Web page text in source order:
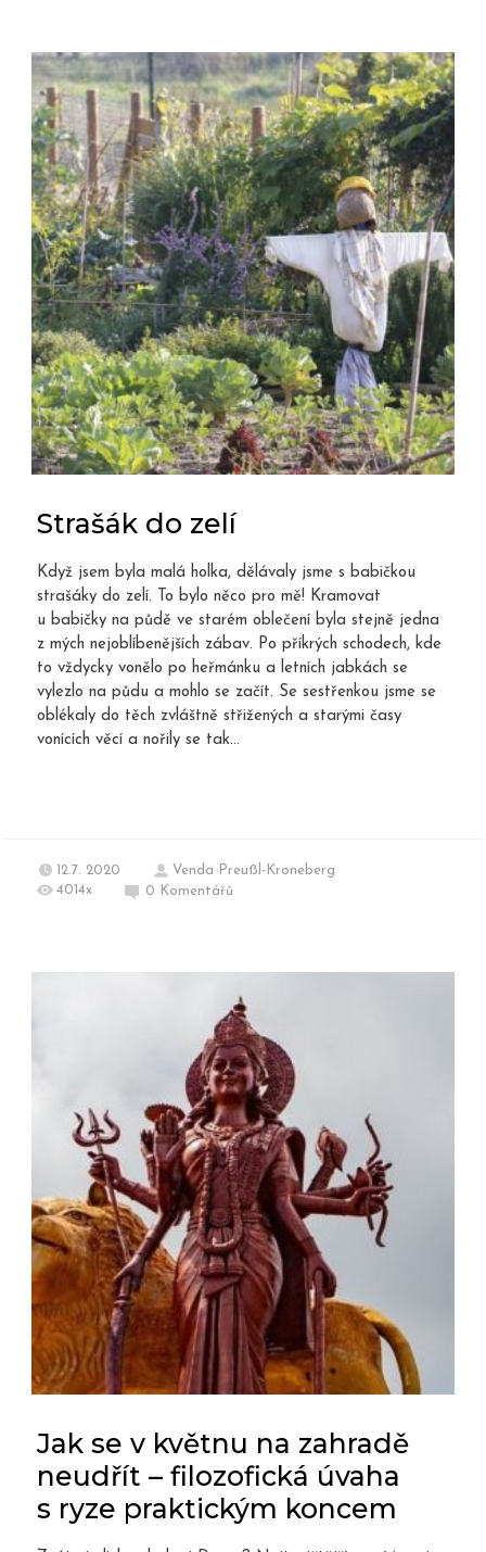
Strašák do zelí
Když jsem byla malá holka, dělávaly jsme s babičkou
strašáky do zelí. To bylo něco pro mě! Kramovat
u babičky na půdě ve starém oblečení byla stejně jedna
z mých nejoblíbenějších zábav. Po příkrých schodech, kde
to vždycky vonělo po heřmánku a letních jabkách se
vylezlo na půdu a mohlo se začít. Se sestřenkou jsme se
oblékaly do těch zvláštně střižených a starými časy
vonících věcí a nořily se tak...
12.7. 2020
Venda Preußl-Kroneberg
4014x
0 Komentářů
Jak se v květnu na zahradě
neudřít – filozofická úvaha
s ryze praktickým koncem